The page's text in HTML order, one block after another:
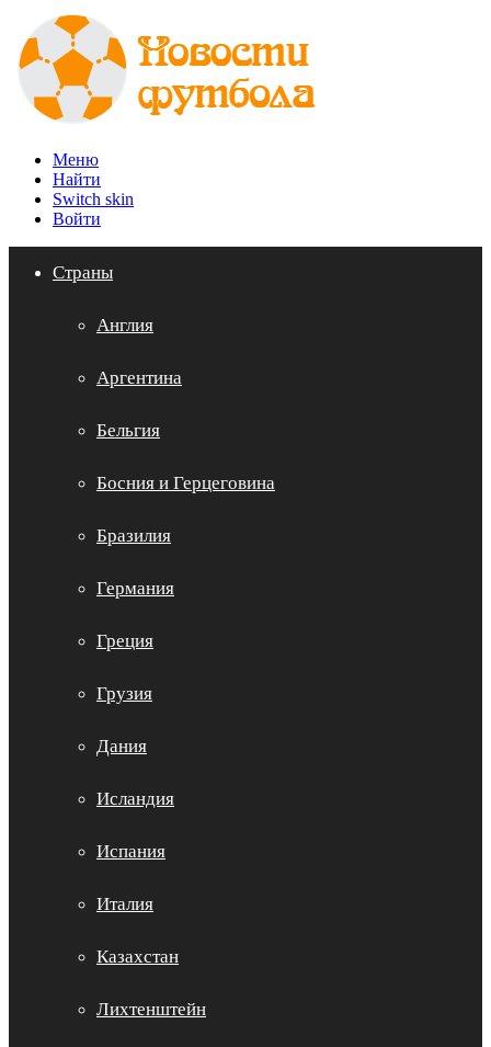
Меню
Найти
Switch skin
Войти
Страны
Англия
Аргентина
Бельгия
Босния и Герцеговина
Бразилия
Германия
Греция
Грузия
Дания
Исландия
Испания
Италия
Казахстан
Лихтенштейн